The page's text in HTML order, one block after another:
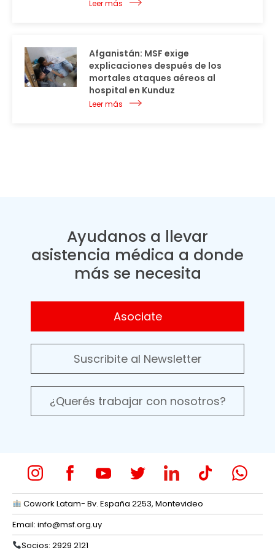
Leer más
Afganistán: MSF exige
explicaciones después de los
mortales ataques aéreos al
hospital en Kunduz
Leer más
Ayudanos a llevar
asistencia médica a donde
más se necesita
Asociate
Suscribite al Newsletter
¿Querés trabajar con nosotros?
Cowork Latam- Bv. España 2253, Montevideo
Email: info@msf.org.uy
Socios: 2929 2121